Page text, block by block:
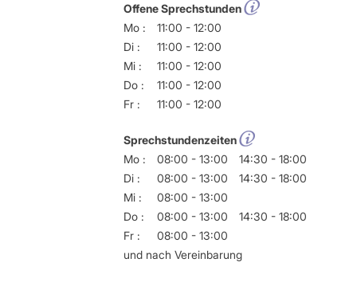
Offene Sprechstunden
Mo :
11:00 - 12:00
Di :
11:00 - 12:00
Mi :
11:00 - 12:00
Do :
11:00 - 12:00
Fr :
11:00 - 12:00
Sprechstundenzeiten
Mo :
08:00 - 13:00
14:30 - 18:00
Di :
08:00 - 13:00
14:30 - 18:00
Mi :
08:00 - 13:00
Do :
08:00 - 13:00
14:30 - 18:00
Fr :
08:00 - 13:00
und nach Vereinbarung